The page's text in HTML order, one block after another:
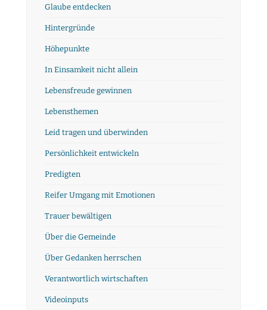
Glaube entdecken
Hintergründe
Höhepunkte
In Einsamkeit nicht allein
Lebensfreude gewinnen
Lebensthemen
Leid tragen und überwinden
Persönlichkeit entwickeln
Predigten
Reifer Umgang mit Emotionen
Trauer bewältigen
Über die Gemeinde
Über Gedanken herrschen
Verantwortlich wirtschaften
Videoinputs